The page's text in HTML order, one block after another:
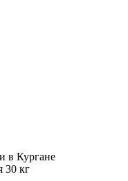
в Кургане
30 кг